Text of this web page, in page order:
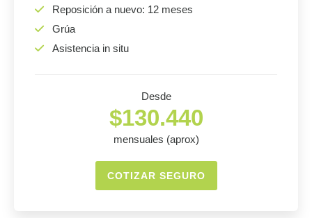
Reposición a nuevo: 12 meses
Grúa
Asistencia in situ
Desde
$130.440
mensuales (aprox)
COTIZAR SEGURO